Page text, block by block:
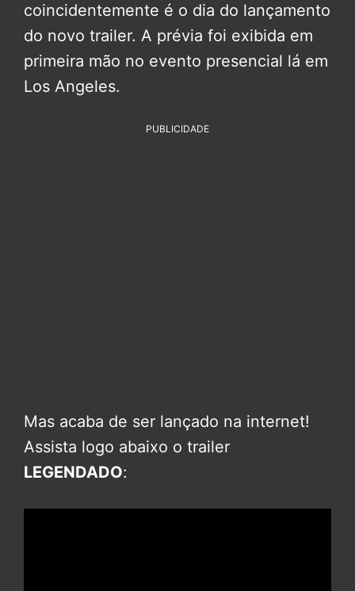
coincidentemente é o dia do lançamento
do novo trailer. A prévia foi exibida em
primeira mão no evento presencial lá em
Los Angeles.
PUBLICIDADE
Mas acaba de ser lançado na internet!
Assista logo abaixo o trailer
LEGENDADO: